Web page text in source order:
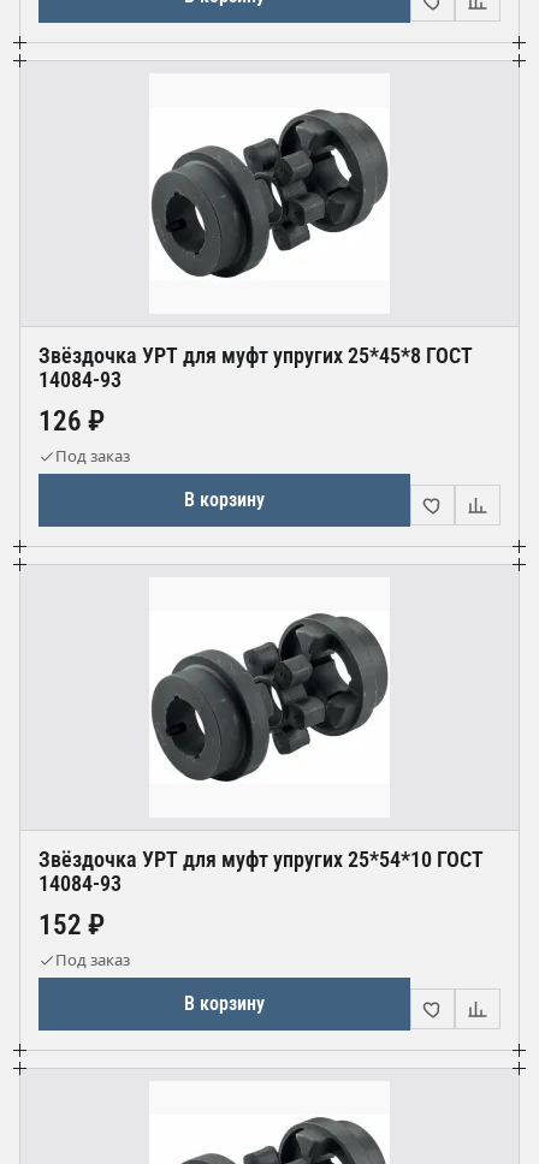
Звёздочка УРТ для муфт упругих 25*45*8 ГОСТ
14084-93
126 ₽
Под заказ
В корзину
Звёздочка УРТ для муфт упругих 25*54*10 ГОСТ
14084-93
152 ₽
Под заказ
В корзину